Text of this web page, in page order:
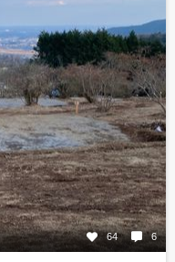
64 6